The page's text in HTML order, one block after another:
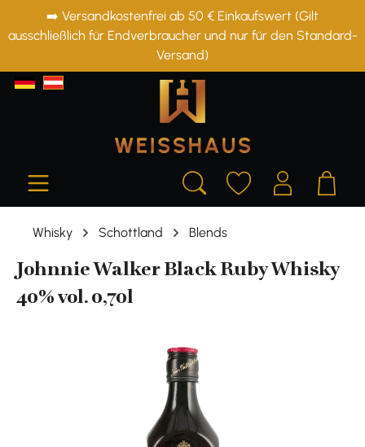
springen
➡️ Versandkostenfrei ab 50 € Einkaufswert (Gilt
ausschließlich für Endverbraucher und nur für den Standard-
Versand)
Whisky Schottland Blends
Johnnie Walker Black Ruby Whisky
40% vol. 0,70l